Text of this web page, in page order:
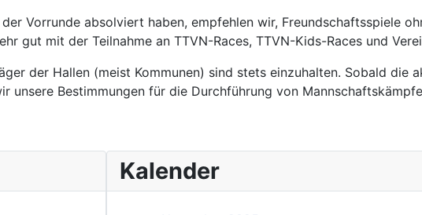
Vorrunde absolviert haben, empfehlen wir, Freundschaftsspiele
gut mit der Teilnahme an TTVN-Races, TTVN-Kids-Races und
der Hallen (meist Kommunen) sind stets einzuhalten. Sobald die
Bestimmungen für die Durchführung von
Kalender